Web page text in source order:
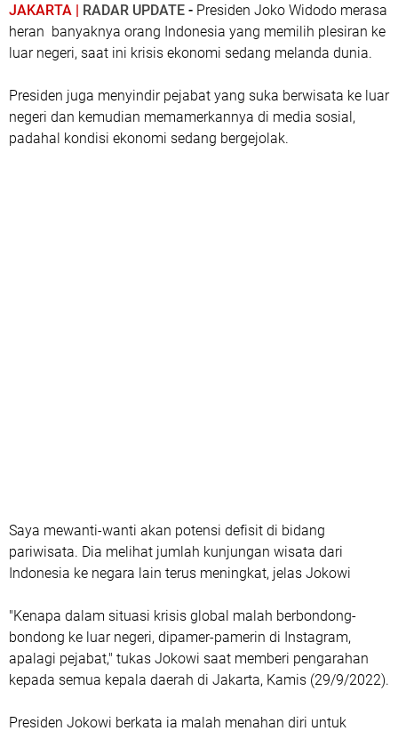
JAKARTA | RADAR UPDATE - Presiden Joko Widodo merasa
heran banyaknya orang Indonesia yang memilih plesiran ke
luar negeri, saat ini krisis ekonomi sedang melanda dunia.
Presiden juga menyindir pejabat yang suka berwisata ke luar
negeri dan kemudian memamerkannya di media sosial,
padahal kondisi ekonomi sedang bergejolak.
Saya mewanti-wanti akan potensi defisit di bidang
pariwisata. Dia melihat jumlah kunjungan wisata dari
Indonesia ke negara lain terus meningkat, jelas Jokowi
"Kenapa dalam situasi krisis global malah berbondong-
bondong ke luar negeri, dipamer-pamerin di Instagram,
apalagi pejabat," tukas Jokowi saat memberi pengarahan
kepada semua kepala daerah di Jakarta, Kamis (29/9/2022).
Presiden Jokowi berkata ia malah menahan diri untuk